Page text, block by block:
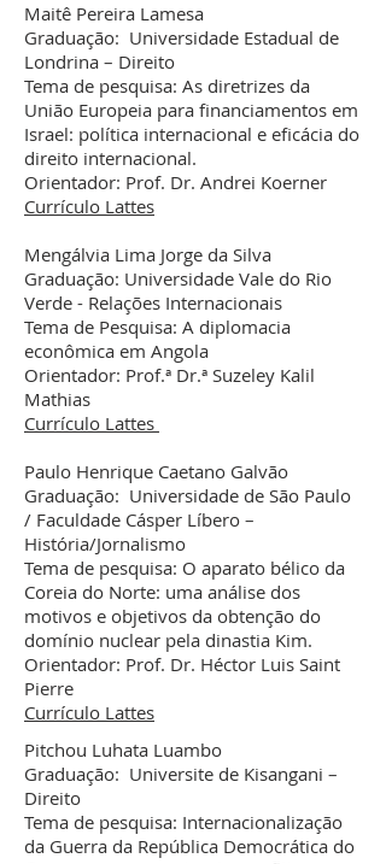
Maitê Pereira Lamesa
Graduação: Universidade Estadual de
Londrina – Direito
Tema de pesquisa: As diretrizes da
União Europeia para financiamentos em
Israel: política internacional e eficácia do
direito internacional.
Orientador: Prof. Dr. Andrei Koerner
Currículo Lattes
Mengálvia Lima Jorge da Silva
Graduação: Universidade Vale do Rio
Verde - Relações Internacionais
Tema de Pesquisa: A diplomacia
econômica em Angola
Orientador: Prof.ª Dr.ª Suzeley Kalil
Mathias
Currículo Lattes
Paulo Henrique Caetano Galvão
Graduação: Universidade de São Paulo
/ Faculdade Cásper Líbero –
História/Jornalismo
Tema de pesquisa: O aparato bélico da
Coreia do Norte: uma análise dos
motivos e objetivos da obtenção do
domínio nuclear pela dinastia Kim.
Orientador: Prof. Dr. Héctor Luis Saint
Pierre
Currículo Lattes
Pitchou Luhata Luambo
Graduação: Universite de Kisangani –
Direito
Tema de pesquisa: Internacionalização
da Guerra da República Democrática do